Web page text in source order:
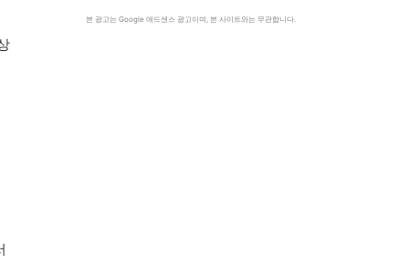
본 광고는 Google 애드센스 광고이며, 본 사이트와는 무관합니다.